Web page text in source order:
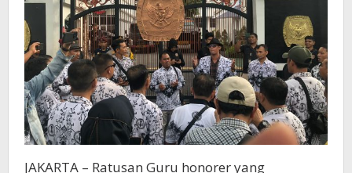
JAKARTA – Ratusan Guru honorer yang